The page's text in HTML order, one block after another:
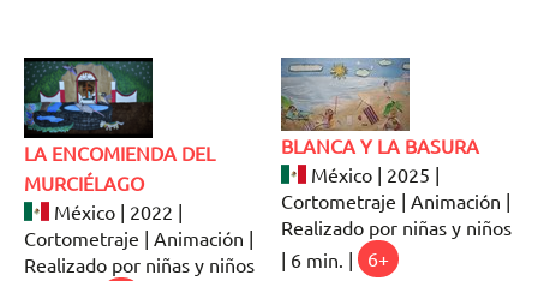
LA ENCOMIENDA DEL
MURCIÉLAGO
México | 2022 |
Cortometraje | Animación |
Realizado por niñas y niños
BLANCA Y LA BASURA
México | 2025 |
Cortometraje | Animación |
Realizado por niñas y niños
| 6 min. |
6+